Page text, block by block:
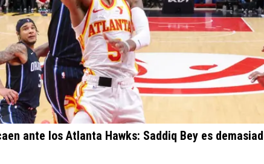
ante los Atlanta Hawks: Saddiq Bey es